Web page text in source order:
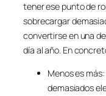
tener ese punto de
sobrecargar
convertirse en una
día al año. En
Menos es
demasiados